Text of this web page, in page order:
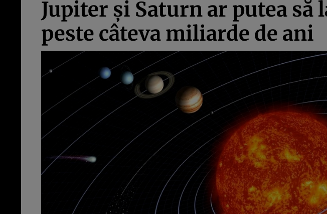
Jupiter şi Saturn ar putea să
peste câteva miliarde de ani